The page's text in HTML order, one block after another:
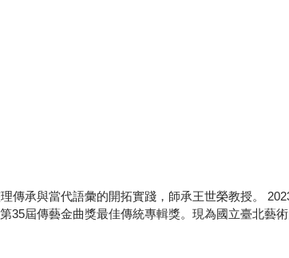
傳承與當代語彙的開拓實踐，師承王世榮教授。
35屆傳藝金曲獎最佳傳統專輯獎。現為國立臺北藝